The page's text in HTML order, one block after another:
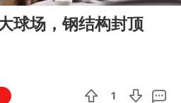
球场，钢结构封顶
1